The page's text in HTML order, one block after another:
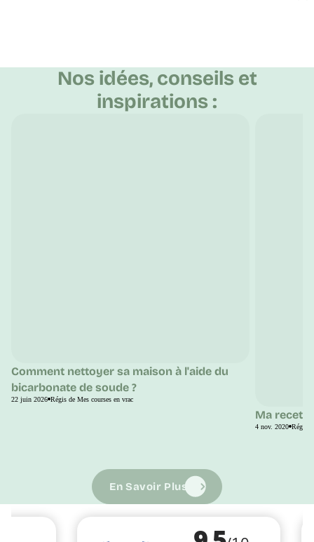
Nos idées, conseils et
inspirations :
Comment nettoyer sa maison à l'aide du
bicarbonate de soude ?
22 juin 2026 Régis de Mes courses en vrac
Ma
4 nov. 2020 Régis
En Savoir Plus
En Savoir Plus